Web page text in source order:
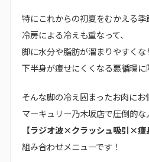
特にこれからの初夏をむかえる季
冷房による冷えも重なって、
脚に水分や脂肪が溜まりやすくな
下半身が痩せにくくなる悪循環に
そんな脚の冷え固まったお肉にお
マーキュリー乃木坂店で圧倒的
【ラジオ波×クラッシュ吸引×痩
組み合わせメニューです！